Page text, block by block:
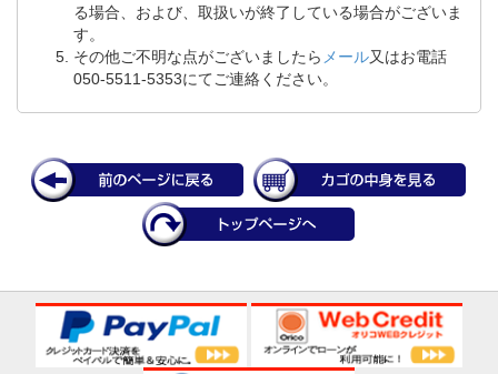
る場合、および、取扱いが終了している場合がございま
す。
その他ご不明な点がございましたら メール又はお電話
050-5511-5353にてご連絡ください。